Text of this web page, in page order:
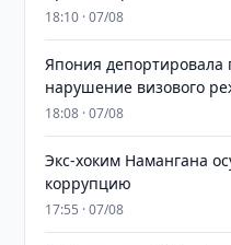
18:10 · 07/08
Япония депортировала
нарушение визового
18:08 · 07/08
​​​​​​​Экс-хоким Намангана
коррупцию
17:55 · 07/08